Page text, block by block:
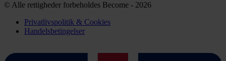
© Alle rettigheder forbeholdes Become - 2026
Privatlivspolitik & Cookies
Handelsbetingelser